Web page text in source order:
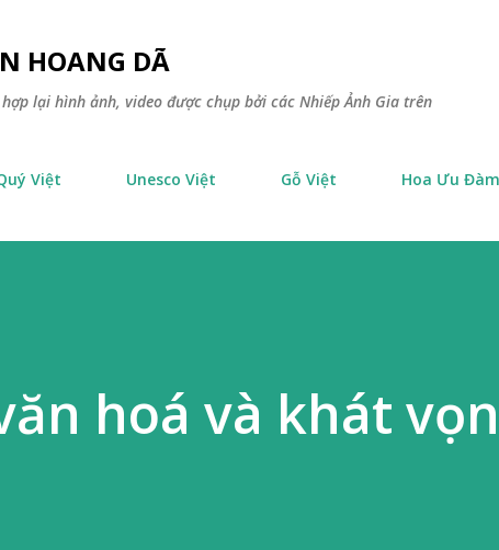
HOANG DÃ
lại hình ảnh, video được chụp bởi các Nhiếp Ảnh Gia trên
Việt Unesco Việt Gỗ Việt Hoa Ưu Đàm
hoá và khát